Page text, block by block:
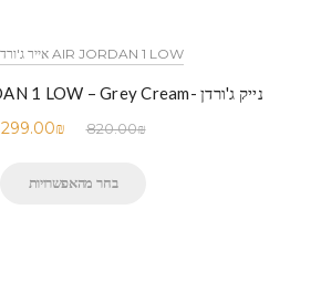
AIR JORDAN 1 LOW אייר ג'ורדן 1 נמוך
נייק ג'ורדן -NIKE AIR JORDAN 1 LOW – Grey Cream
820.00₪
299.00₪
בחר מהאפשרויות